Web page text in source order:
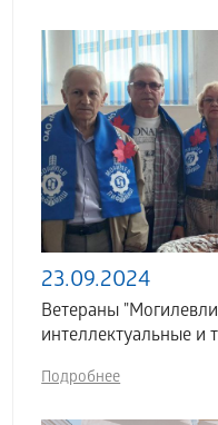
23.09.2024
Ветераны
интеллектуальные и
Подробнее